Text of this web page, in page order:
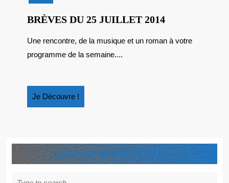
BRÈVES DU 25 JUILLET 2014BRÈVES
25
Une rencontre, de la musique et un roman à votre
programme de la semaine....
Je Découvre !
Découvre
QUELLE DESTINATION ?